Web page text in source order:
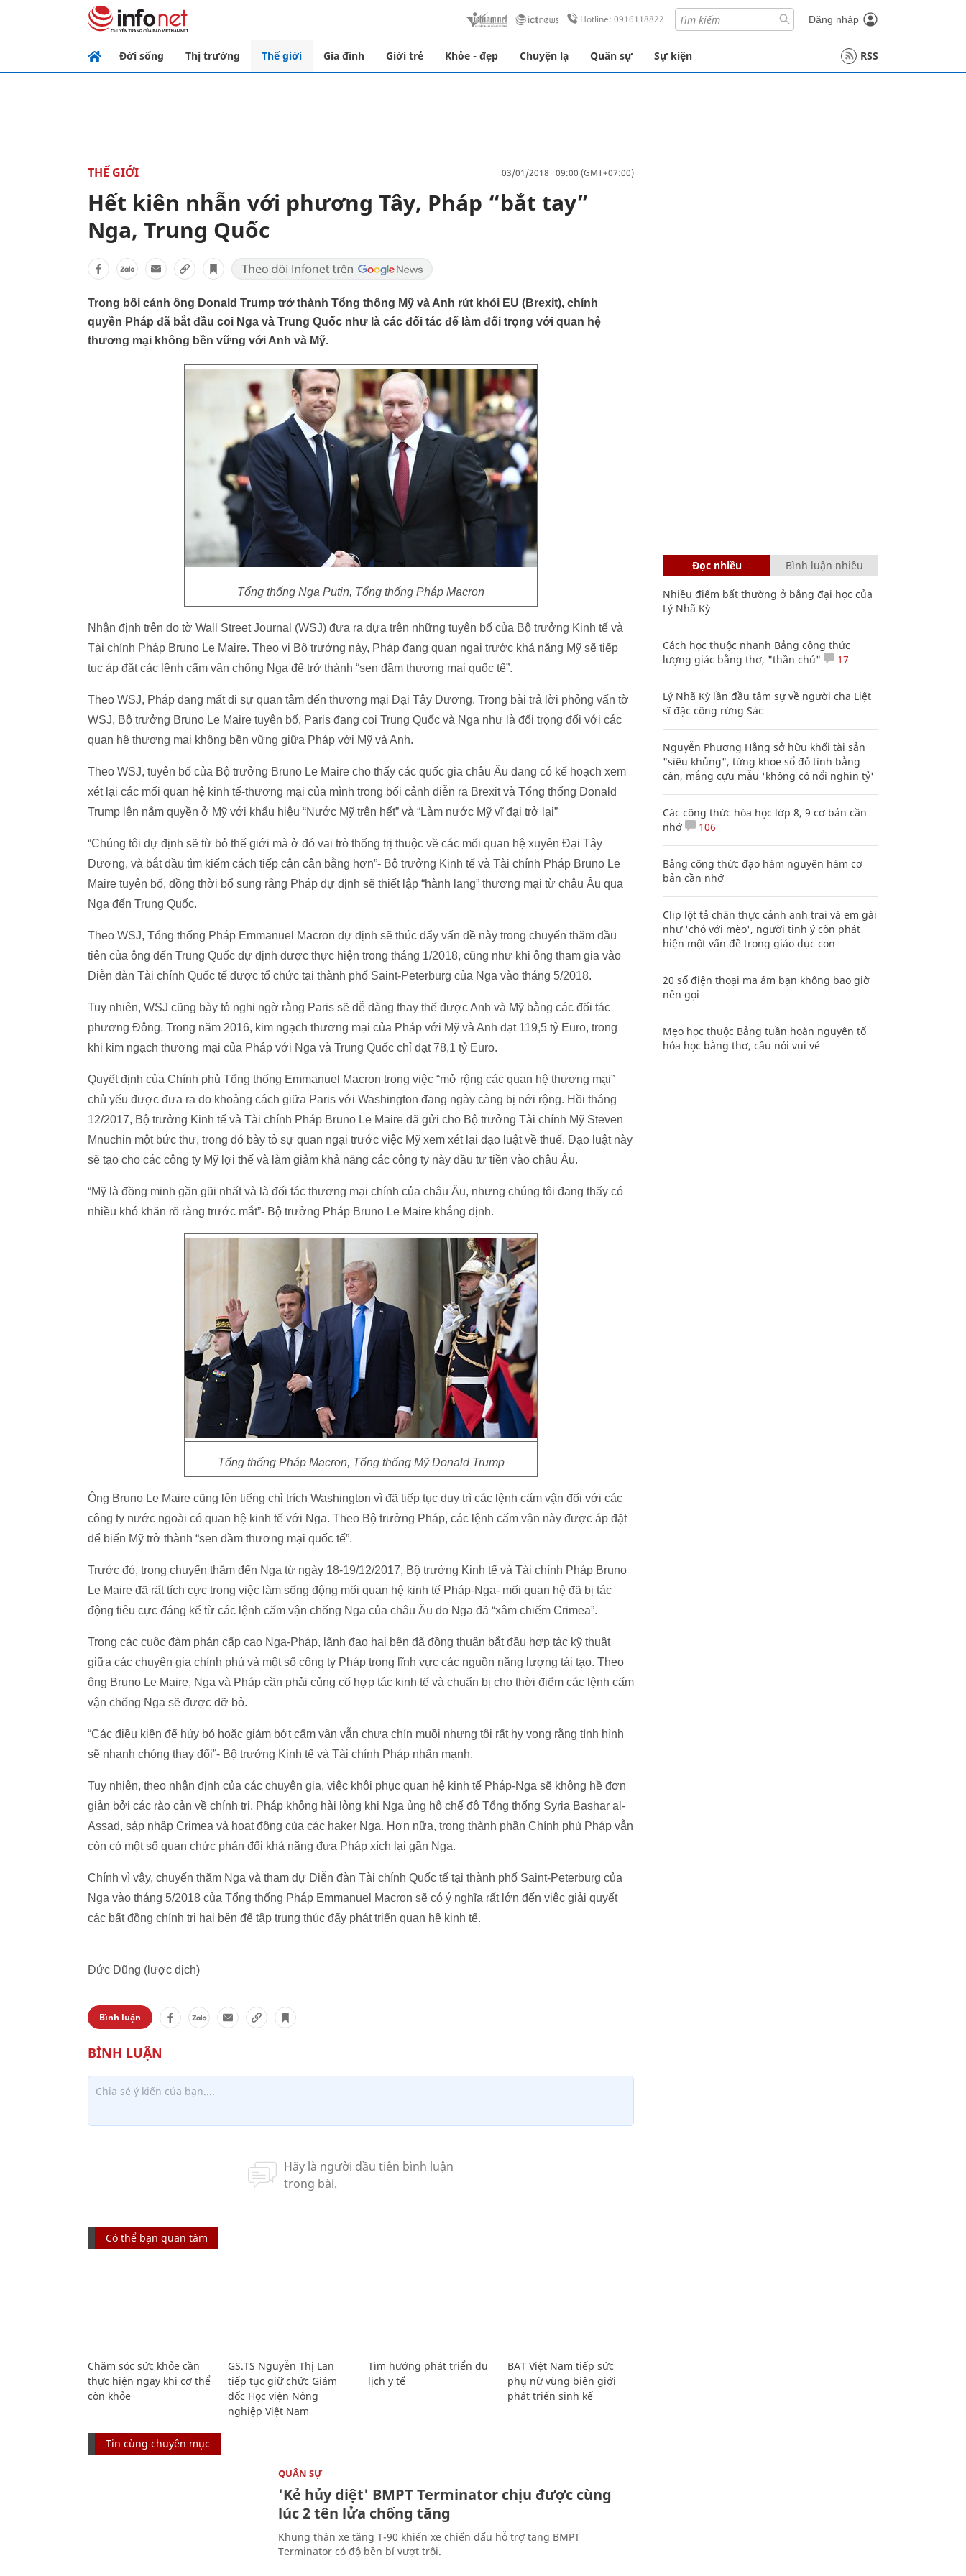
Hotline: 0916118822 Đăng nhập
Đời sống Thị trường Thế giới Gia đình Giới trẻ Khỏe - đẹp Chuyện lạ Quân sự Sự kiện RSS
THẾ GIỚI 03/01/2018 09:00 (GMT+07:00)
Hết kiên nhẫn với phương Tây, Pháp “bắt tay”
Nga, Trung Quốc
Trong bối cảnh ông Donald Trump trở thành Tổng thống Mỹ và Anh rút khỏi EU (Brexit), chính
quyền Pháp đã bắt đầu coi Nga và Trung Quốc như là các đối tác để làm đối trọng với quan hệ
thương mại không bền vững với Anh và Mỹ.
Tổng thống Nga Putin, Tổng thống Pháp Macron
Nhận định trên do tờ Wall Street Journal (WSJ) đưa ra dựa trên những tuyên bố của Bộ trưởng Kinh tế và
Tài chính Pháp Bruno Le Maire. Theo vị Bộ trưởng này, Pháp đang quan ngại trước khả năng Mỹ sẽ tiếp
tục áp đặt các lệnh cấm vận chống Nga để trở thành “sen đầm thương mại quốc tế”.
Theo WSJ, Pháp đang mất đi sự quan tâm đến thương mại Đại Tây Dương. Trong bài trả lời phỏng vấn tờ
WSJ, Bộ trưởng Bruno Le Maire tuyên bố, Paris đang coi Trung Quốc và Nga như là đối trọng đối với các
quan hệ thương mại không bền vững giữa Pháp với Mỹ và Anh.
Theo WSJ, tuyên bố của Bộ trưởng Bruno Le Maire cho thấy các quốc gia châu Âu đang có kế hoạch xem
xét lại các mối quan hệ kinh tế-thương mại của mình trong bối cảnh diễn ra Brexit và Tổng thống Donald
Trump lên nắm quyền ở Mỹ với khẩu hiệu “Nước Mỹ trên hết” và “Làm nước Mỹ vĩ đại trở lại”
“Chúng tôi dự định sẽ từ bỏ thế giới mà ở đó vai trò thống trị thuộc về các mối quan hệ xuyên Đại Tây
Dương, và bắt đầu tìm kiếm cách tiếp cận cân bằng hơn”- Bộ trưởng Kinh tế và Tài chính Pháp Bruno Le
Maire tuyên bố, đồng thời bổ sung rằng Pháp dự định sẽ thiết lập “hành lang” thương mại từ châu Âu qua
Nga đến Trung Quốc.
Theo WSJ, Tổng thống Pháp Emmanuel Macron dự định sẽ thúc đẩy vấn đề này trong chuyến thăm đầu
tiên của ông đến Trung Quốc dự định được thực hiện trong tháng 1/2018, cũng như khi ông tham gia vào
Diễn đàn Tài chính Quốc tế được tổ chức tại thành phố Saint-Peterburg của Nga vào tháng 5/2018.
Tuy nhiên, WSJ cũng bày tỏ nghi ngờ rằng Paris sẽ dễ dàng thay thế được Anh và Mỹ bằng các đối tác
phương Đông. Trong năm 2016, kim ngạch thương mại của Pháp với Mỹ và Anh đạt 119,5 tỷ Euro, trong
khi kim ngạch thương mại của Pháp với Nga và Trung Quốc chỉ đạt 78,1 tỷ Euro.
Quyết định của Chính phủ Tổng thống Emmanuel Macron trong việc “mở rộng các quan hệ thương mại”
chủ yếu được đưa ra do khoảng cách giữa Paris với Washington đang ngày càng bị nới rộng. Hồi tháng
12/2017, Bộ trưởng Kinh tế và Tài chính Pháp Bruno Le Maire đã gửi cho Bộ trưởng Tài chính Mỹ Steven
Mnuchin một bức thư, trong đó bày tỏ sự quan ngại trước việc Mỹ xem xét lại đạo luật về thuế. Đạo luật này
sẽ tạo cho các công ty Mỹ lợi thế và làm giảm khả năng các công ty này đầu tư tiền vào châu Âu.
“Mỹ là đồng minh gần gũi nhất và là đối tác thương mại chính của châu Âu, nhưng chúng tôi đang thấy có
nhiều khó khăn rõ ràng trước mắt”- Bộ trưởng Pháp Bruno Le Maire khẳng định.
Tổng thống Pháp Macron, Tổng thống Mỹ Donald Trump
Ông Bruno Le Maire cũng lên tiếng chỉ trích Washington vì đã tiếp tục duy trì các lệnh cấm vận đối với các
công ty nước ngoài có quan hệ kinh tế với Nga. Theo Bộ trưởng Pháp, các lệnh cấm vận này được áp đặt
để biến Mỹ trở thành “sen đầm thương mại quốc tế”.
Trước đó, trong chuyến thăm đến Nga từ ngày 18-19/12/2017, Bộ trưởng Kinh tế và Tài chính Pháp Bruno
Le Maire đã rất tích cực trong việc làm sống động mối quan hệ kinh tế Pháp-Nga- mối quan hệ đã bị tác
động tiêu cực đáng kể từ các lệnh cấm vận chống Nga của châu Âu do Nga đã “xâm chiếm Crimea”.
Trong các cuộc đàm phán cấp cao Nga-Pháp, lãnh đạo hai bên đã đồng thuận bắt đầu hợp tác kỹ thuật
giữa các chuyên gia chính phủ và một số công ty Pháp trong lĩnh vực các nguồn năng lượng tái tạo. Theo
ông Bruno Le Maire, Nga và Pháp cần phải củng cố hợp tác kinh tế và chuẩn bị cho thời điểm các lệnh cấm
vận chống Nga sẽ được dỡ bỏ.
“Các điều kiện để hủy bỏ hoặc giảm bớt cấm vận vẫn chưa chín muồi nhưng tôi rất hy vọng rằng tình hình
sẽ nhanh chóng thay đổi”- Bộ trưởng Kinh tế và Tài chính Pháp nhấn mạnh.
Tuy nhiên, theo nhận định của các chuyên gia, việc khôi phục quan hệ kinh tế Pháp-Nga sẽ không hề đơn
giản bởi các rào cản về chính trị. Pháp không hài lòng khi Nga ủng hộ chế độ Tổng thống Syria Bashar al-
Assad, sáp nhập Crimea và hoạt động của các haker Nga. Hơn nữa, trong thành phần Chính phủ Pháp vẫn
còn có một số quan chức phản đối khả năng đưa Pháp xích lại gần Nga.
Chính vì vậy, chuyến thăm Nga và tham dự Diễn đàn Tài chính Quốc tế tại thành phố Saint-Peterburg của
Nga vào tháng 5/2018 của Tổng thống Pháp Emmanuel Macron sẽ có ý nghĩa rất lớn đến việc giải quyết
các bất đồng chính trị hai bên để tập trung thúc đẩy phát triển quan hệ kinh tế.
Đức Dũng (lược dịch)
Bình luận
Có thể bạn quan tâm
Chăm sóc sức khỏe cần
thực hiện ngay khi cơ thể
còn khỏe
GS.TS Nguyễn Thị Lan
tiếp tục giữ chức Giám
đốc Học viện Nông
nghiệp Việt Nam
Tìm hướng phát triển du
lịch y tế
BAT Việt Nam tiếp sức
phụ nữ vùng biên giới
phát triển sinh kế
Tin cùng chuyên mục
QUÂN SỰ
'Kẻ hủy diệt' BMPT Terminator chịu được cùng
lúc 2 tên lửa chống tăng
Khung thân xe tăng T-90 khiến xe chiến đấu hỗ trợ tăng BMPT
Terminator có độ bền bỉ vượt trội.
Đọc nhiều Bình luận nhiều
Nhiều điểm bất thường ở bằng đại học của
Lý Nhã Kỳ
Cách học thuộc nhanh Bảng công thức
lượng giác bằng thơ, "thần chú"
17
Lý Nhã Kỳ lần đầu tâm sự về người cha Liệt
sĩ đặc công rừng Sác
Nguyễn Phương Hằng sở hữu khối tài sản
"siêu khủng", từng khoe sổ đỏ tính bằng
cân, mắng cựu mẫu 'không có nổi nghìn tỷ'
Các công thức hóa học lớp 8, 9 cơ bản cần
nhớ
106
Bảng công thức đạo hàm nguyên hàm cơ
bản cần nhớ
Clip lột tả chân thực cảnh anh trai và em gái
như 'chó với mèo', người tinh ý còn phát
hiện một vấn đề trong giáo dục con
20 số điện thoại ma ám bạn không bao giờ
nên gọi
Mẹo học thuộc Bảng tuần hoàn nguyên tố
hóa học bằng thơ, câu nói vui vẻ